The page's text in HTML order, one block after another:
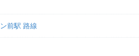
前駅 路線